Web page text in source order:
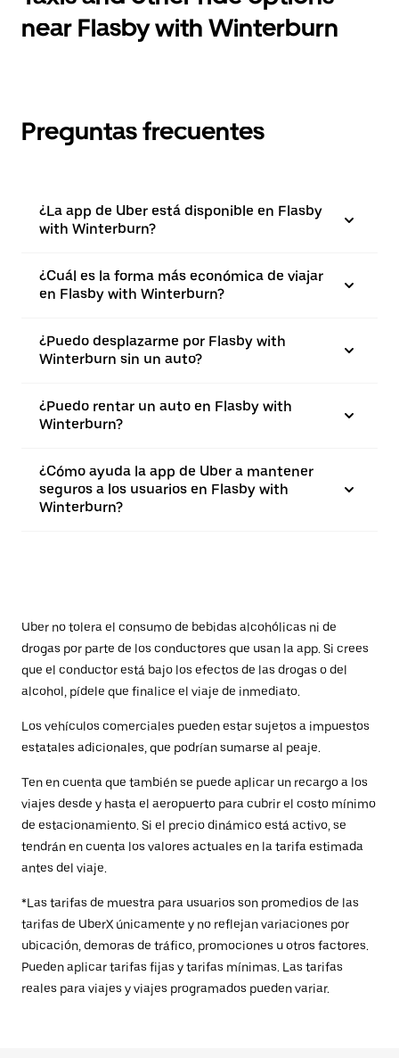
near Flasby with Winterburn
Preguntas frecuentes
¿La app de Uber está disponible en Flasby
with Winterburn?
¿Cuál es la forma más económica de viajar
en Flasby with Winterburn?
¿Puedo desplazarme por Flasby with
Winterburn sin un auto?
¿Puedo rentar un auto en Flasby with
Winterburn?
¿Cómo ayuda la app de Uber a mantener
seguros a los usuarios en Flasby with
Winterburn?
Uber no tolera el consumo de bebidas alcohólicas ni de
drogas por parte de los conductores que usan la app. Si crees
que el conductor está bajo los efectos de las drogas o del
alcohol, pídele que finalice el viaje de inmediato.
Los vehículos comerciales pueden estar sujetos a impuestos
estatales adicionales, que podrían sumarse al peaje.
Ten en cuenta que también se puede aplicar un recargo a los
viajes desde y hasta el aeropuerto para cubrir el costo mínimo
de estacionamiento. Si el precio dinámico está activo, se
tendrán en cuenta los valores actuales en la tarifa estimada
antes del viaje.
*Las tarifas de muestra para usuarios son promedios de las
tarifas de UberX únicamente y no reflejan variaciones por
ubicación, demoras de tráfico, promociones u otros factores.
Pueden aplicar tarifas fijas y tarifas mínimas. Las tarifas
reales para viajes y viajes programados pueden variar.